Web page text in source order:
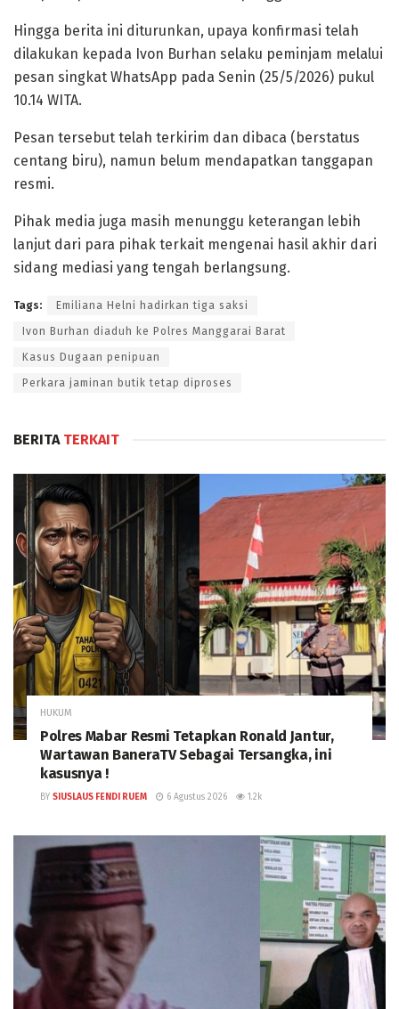
​Hingga berita ini diturunkan, upaya konfirmasi telah
dilakukan kepada Ivon Burhan selaku peminjam melalui
pesan singkat WhatsApp pada Senin (25/5/2026) pukul
10.14 WITA.
Pesan tersebut telah terkirim dan dibaca (berstatus
centang biru), namun belum mendapatkan tanggapan
resmi.
​Pihak media juga masih menunggu keterangan lebih
lanjut dari para pihak terkait mengenai hasil akhir dari
sidang mediasi yang tengah berlangsung.
Tags: Emiliana Helni hadirkan tiga saksi
Ivon Burhan diaduh ke Polres Manggarai Barat
Kasus Dugaan penipuan
Perkara jaminan butik tetap diproses
BERITATERKAIT
HUKUM
Polres Mabar Resmi Tetapkan Ronald Jantur,
Wartawan BaneraTV Sebagai Tersangka, ini
kasusnya !
BY SIUSLAUS FENDI RUEM 6 Agustus 2026 1.2k